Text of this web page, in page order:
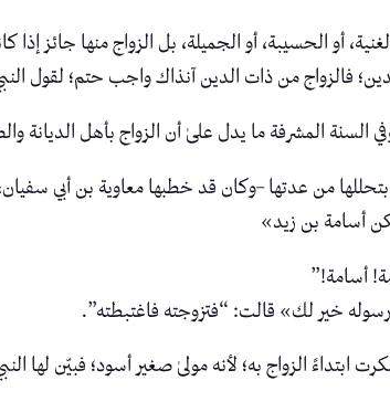
أو الحسيبة، أو الجميلة، بل الزواج منها
فالزواج من ذات الدين آنذاك واجب حتم؛ لقول
السنة المشرفة ما يدل علىٰ أن الزواج بأهل الديانة
من عدتها –وكان قد خطبها معاوية بن أبي
أسامة بن زيد»
أسامة!”
خير لك» قالت: “فتزوجته فاغتبطته”.
ابتداءً الزواج به؛ لأنه مولىٰ صغير أسود؛ فبيّن لها